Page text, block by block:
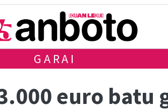
GARAI
euro batu